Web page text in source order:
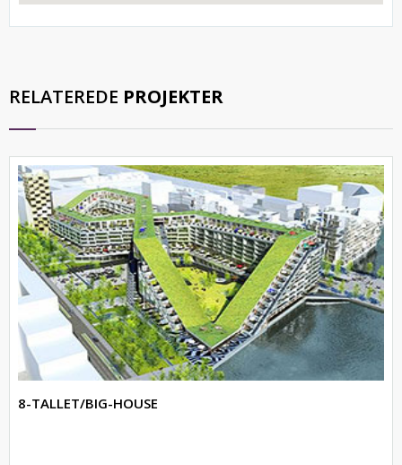
RELATEREDE PROJEKTER
8-TALLET/BIG-HOUSE